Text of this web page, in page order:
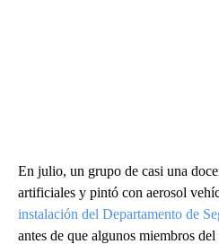
En julio, un grupo de casi una
artificiales y pintó con aerosol
instalación del Departamento de
antes de que algunos miembros